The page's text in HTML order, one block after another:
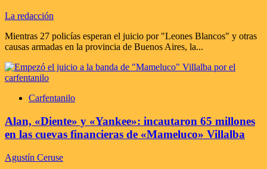
La redacción
Mientras 27 policías esperan el juicio por "Leones Blancos" y otras
causas armadas en la provincia de Buenos Aires, la...
Carfentanilo
Alan, «Diente» y «Yankee»: incautaron 65 millones
en las cuevas financieras de «Mameluco» Villalba
Agustín Ceruse